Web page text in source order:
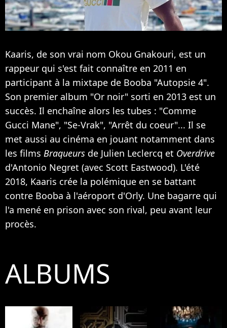
Kaaris, de son vrai nom Okou Gnakouri, est un
rappeur qui s'est fait connaître en 2011 en
participant à la mixtape de Booba "Autopsie 4".
Son premier album "Or noir" sorti en 2013 est un
succès. Il enchaîne alors les tubes : "Comme
Gucci Mane", "Se-Vrak", "Arrêt du coeur"... Il se
met aussi au cinéma en jouant notamment dans
les films Braqueurs de Julien Leclercq et Overdrive
d'Antonio Negret (avec Scott Eastwood). L'été
2018, Kaaris crée la polémique en se battant
contre Booba à l'aéroport d'Orly. Une bagarre qui
l'a mené en prison avec son rival, peu avant leur
procès.
ALBUMS